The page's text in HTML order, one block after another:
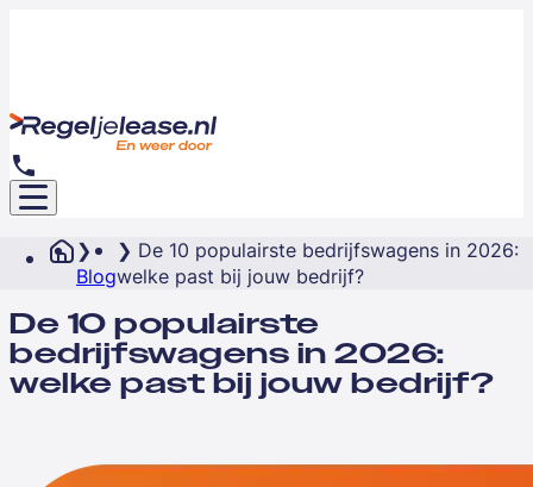
Blog
De 10 populairste bedrijfswagens in 2026:
welke past bij jouw bedrijf?
De 10 populairste
bedrijfswagens in 2026:
welke past bij jouw bedrijf?